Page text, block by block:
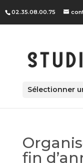
02.35.08.00.75
Sélectionner
fin